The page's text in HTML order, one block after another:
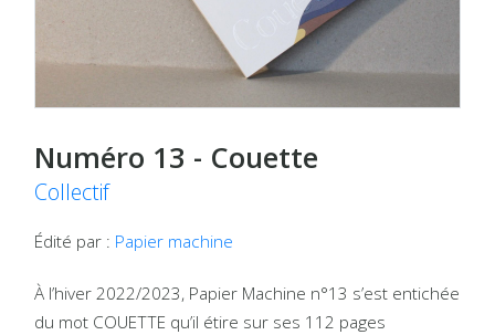
Numéro 13 - Couette
Collectif
Édité par : Papier machine
À l’hiver 2022/2023, Papier Machine n°13 s’est entichée
du mot COUETTE qu’il étire sur ses 112 pages